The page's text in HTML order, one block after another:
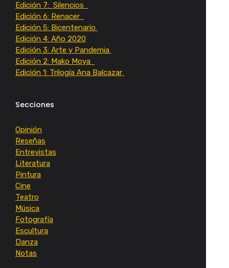
Edición 7: Silencios
Edición 6: Renacer
Edición 5: Bicentenario
Edición 4: Año 2020
Edición 3: Arte y Pandemia
Edición 2: Mako Moya
Edición 1: Trilogía Ana Balcazar
Secciones
Opinión
Reseñas
Entrevistas
Literatura
Pintura
Cine
Teatro
Música
Fotografía
Escultura
Danza
Notas